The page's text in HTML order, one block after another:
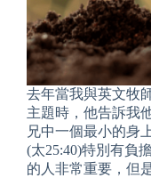
去年當我與英文牧
主題時，他告訴我
兄中一個最小的身
(太25:40)特別有負
的人非常重要，但